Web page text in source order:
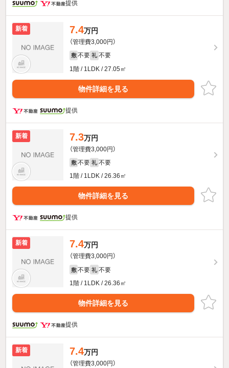
提供
新着 7.4万円
（管理費3,000円）
敷 不要 礼 不要
1階 / 1LDK / 27.05㎡
物件詳細を見る
提供
新着 7.3万円
（管理費3,000円）
敷 不要 礼 不要
1階 / 1LDK / 26.36㎡
物件詳細を見る
提供
新着 7.4万円
（管理費3,000円）
敷 不要 礼 不要
1階 / 1LDK / 26.36㎡
物件詳細を見る
提供
新着 7.4万円
（管理費3,000円）